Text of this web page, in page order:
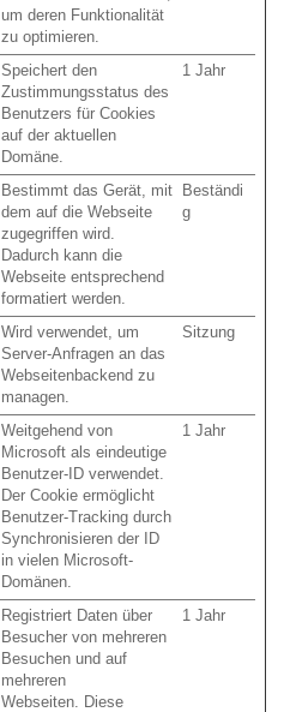
um deren Funktionalität
zu optimieren.
Speichert den
Zustimmungsstatus des
Benutzers für Cookies
auf der aktuellen
Domäne.
1 Jahr
Bestimmt das Gerät, mit
dem auf die Webseite
zugegriffen wird.
Dadurch kann die
Webseite entsprechend
formatiert werden.
Beständi
g
Wird verwendet, um
Server-Anfragen an das
Webseitenbackend zu
managen.
Sitzung
Weitgehend von
Microsoft als eindeutige
Benutzer-ID verwendet.
Der Cookie ermöglicht
Benutzer-Tracking durch
Synchronisieren der ID
in vielen Microsoft-
Domänen.
1 Jahr
Registriert Daten über
Besucher von mehreren
Besuchen und auf
mehreren
Webseiten. Diese
1 Jahr